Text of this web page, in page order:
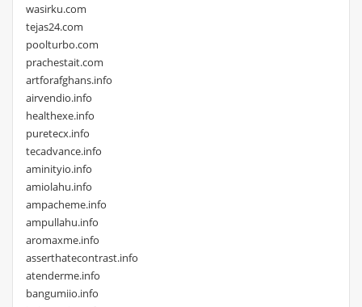
wasirku.com
tejas24.com
poolturbo.com
prachestait.com
artforafghans.info
airvendio.info
healthexe.info
puretecx.info
tecadvance.info
aminityio.info
amiolahu.info
ampacheme.info
ampullahu.info
aromaxme.info
asserthatecontrast.info
atenderme.info
bangumiio.info